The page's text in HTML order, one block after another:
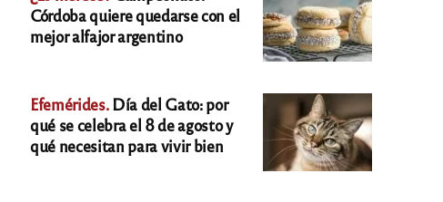
Córdoba quiere quedarse con el
mejor alfajor argentino
Efemérides.Día del Gato: por
qué se celebra el 8 de agosto y
qué necesitan para vivir bien